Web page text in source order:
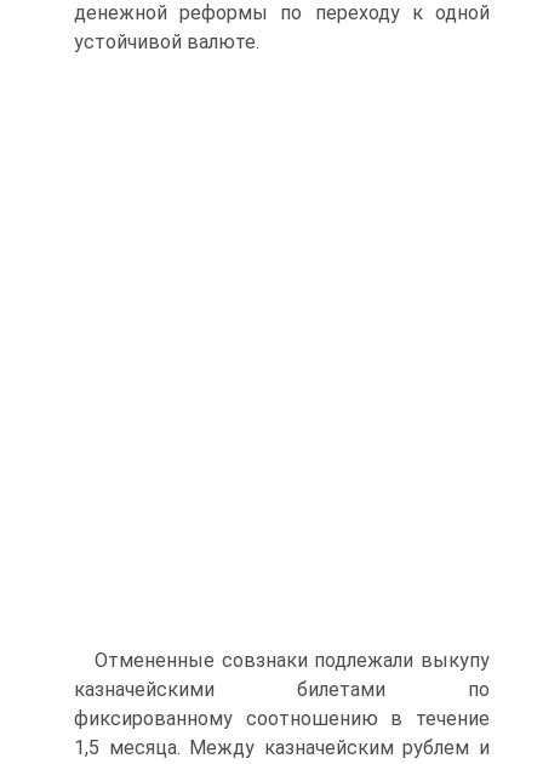
денежной реформы по переходу к одной
устойчивой валюте.
Отмененные совзнаки подлежали выкупу
казначейскими билетами по
фиксированному соотношению в течение
1,5 месяца. Между казначейским рублем и